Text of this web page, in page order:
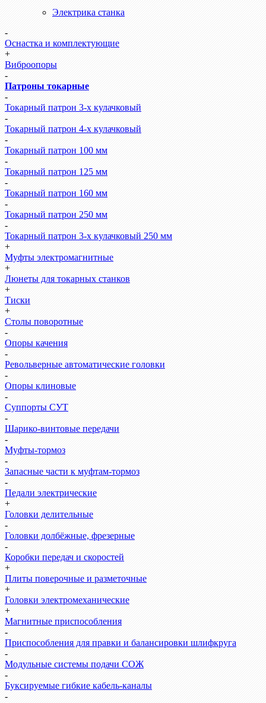
Электрика станка
-
Оснастка и комплектующие
+
Виброопоры
-
Патроны токарные
-
Токарный патрон 3-х кулачковый
-
Токарный патрон 4-х кулачковый
-
Токарный патрон 100 мм
-
Токарный патрон 125 мм
-
Токарный патрон 160 мм
-
Токарный патрон 250 мм
-
Токарный патрон 3-х кулачковый 250 мм
+
Муфты электромагнитные
+
Люнеты для токарных станков
+
Тиски
+
Столы поворотные
-
Опоры качения
-
Револьверные автоматические головки
-
Опоры клиновые
-
Суппорты СУТ
-
Шарико-винтовые передачи
-
Муфты-тормоз
-
Запасные части к муфтам-тормоз
-
Педали электрические
+
Головки делительные
-
Головки долбёжные, фрезерные
-
Коробки передач и скоростей
+
Плиты поверочные и разметочные
+
Головки электромеханические
+
Магнитные приспособления
-
Приспособления для правки и балансировки шлифкруга
-
Модульные системы подачи СОЖ
-
Буксируемые гибкие кабель-каналы
-